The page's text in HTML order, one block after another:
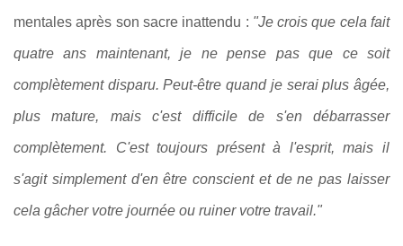
mentales après son sacre inattendu : "Je crois que cela fait
quatre ans maintenant, je ne pense pas que ce soit
complètement disparu. Peut-être quand je serai plus âgée,
plus mature, mais c'est difficile de s'en débarrasser
complètement. C'est toujours présent à l'esprit, mais il
s'agit simplement d'en être conscient et de ne pas laisser
cela gâcher votre journée ou ruiner votre travail."